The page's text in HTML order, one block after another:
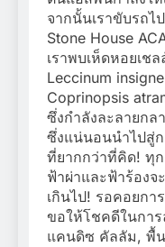
จากนั้นเราขับรถไ
Stone House
เราพบเห็ดหอยเช
Leccinum
Coprinopsis
ซึ่งกำลังละลายกล
ซึ่งแน่นอนนำไปสู่ก
ที่ยากกว่าที่คิด! ทุ
ฟ้าผ่าและฟ้าร้องจ
เกินไป! รอคอยกา
ขอให้โชคดีในกา
แคนดิซ คัลลัม, พื้น